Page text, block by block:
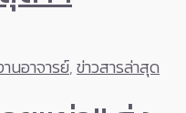
นอาจารย์,ข่าวสารล่าสุด